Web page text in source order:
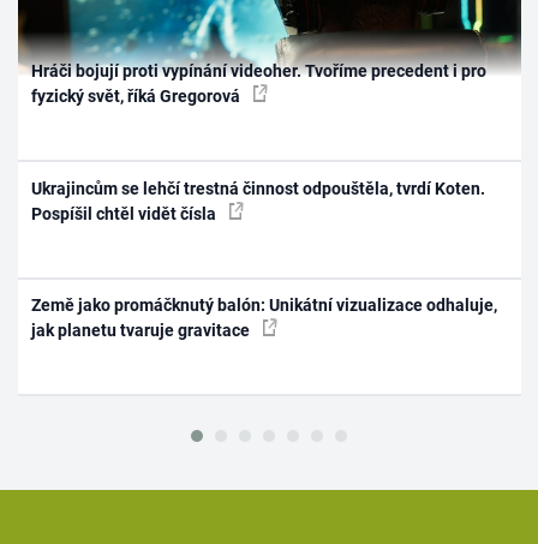
Hráči bojují proti vypínání videoher. Tvoříme precedent i pro
fyzický svět, říká Gregorová
Ukrajincům se lehčí trestná činnost odpouštěla, tvrdí Koten.
Pospíšil chtěl vidět čísla
Země jako promáčknutý balón: Unikátní vizualizace odhaluje,
jak planetu tvaruje gravitace